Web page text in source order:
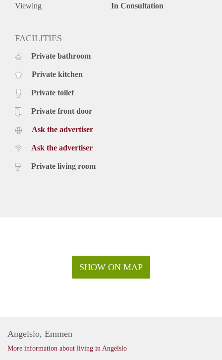
Viewing In Consultation
FACILITIES
Private bathroom
Private kitchen
Private toilet
Private front door
Ask the advertiser
Ask the advertiser
Private living room
SHOW ON MAP
Angelslo, Emmen
More information about living in Angelslo